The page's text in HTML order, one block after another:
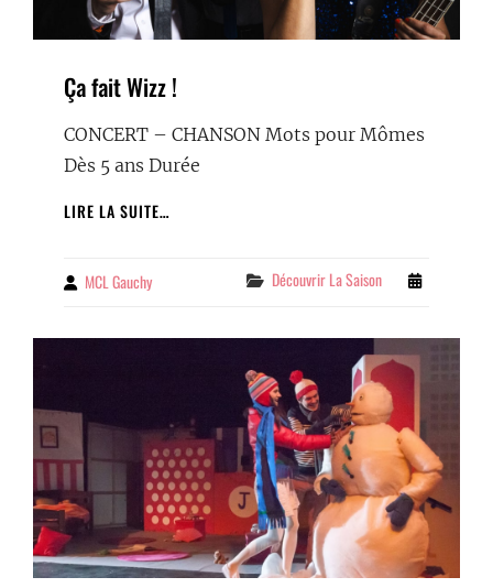
Ça fait Wizz !
CONCERT – CHANSON Mots pour Mômes
Dès 5 ans Durée
LIRE LA SUITE…
By MCL Gauchy Categories
Découvrir La Saison